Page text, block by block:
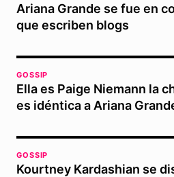
Ariana Grande se fue en
que escriben blogs
GOSSIP
Ella es Paige Niemann la
es idéntica a Ariana
GOSSIP
Kourtney Kardashian se